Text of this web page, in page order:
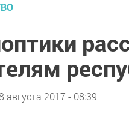
августа 2017 - 08:39